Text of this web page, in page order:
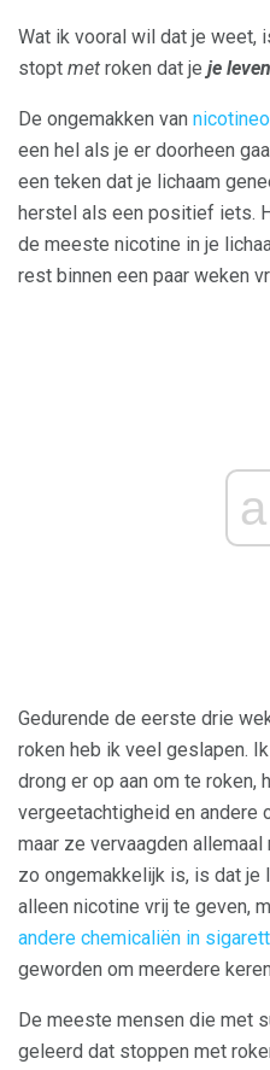
Wat ik vooral wil dat je weet,
stopt met roken dat je je
De ongemakken van
een hel als je er doorheen
een teken dat je lichaam
herstel als een positief iets.
de meeste nicotine in je
rest binnen een paar weken
Gedurende de eerste drie
roken heb ik veel geslapen.
drong er op aan om te roken,
vergeetachtigheid en andere
maar ze vervaagden
zo ongemakkelijk is, is dat je
alleen nicotine vrij te geven,
andere chemicaliën in
geworden om meerdere
De meeste mensen die met
geleerd dat stoppen met